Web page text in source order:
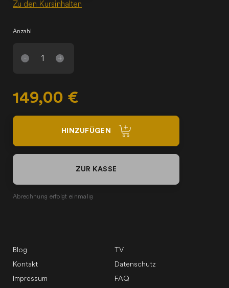
Zu den Kursinhalten
Anzahl
- +
149,00 €
HINZUFÜGEN
ZUR KASSE
Abrechnung erfolgt einmalig
Blog
TV
Kontakt
Datenschutz
Impressum
FAQ